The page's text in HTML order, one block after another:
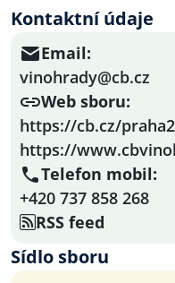
Kontaktní údaje
Email:
vinohrady@cb.cz
Web sboru:
https://cb.cz/praha2
https://
Telefon mobil:
+420 737 858 268
RSS feed
Sídlo sboru